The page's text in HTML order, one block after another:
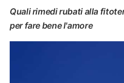
Quali rimedi rubati alla
per fare bene l'amore